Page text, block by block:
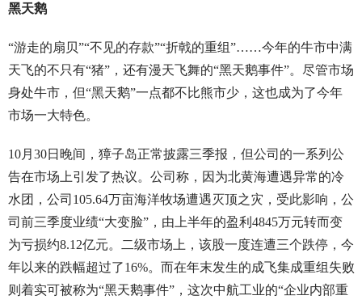
黑天鹅
“游走的扇贝”“不见的存款”“折戟的重组”……今年的牛市中满
天飞的不只有“猪”，还有漫天飞舞的“黑天鹅事件”。尽管市场
身处牛市，但“黑天鹅”一点都不比熊市少，这也成为了今年
市场一大特色。
10月30日晚间，獐子岛正常披露三季报，但公司的一系列公
告在市场上引发了热议。公司称，因为北黄海遭遇异常的冷
水团，公司105.64万亩海洋牧场遭遇灭顶之灾，受此影响，公
司前三季度业绩“大变脸”，由上半年的盈利4845万元转而变
为亏损约8.12亿元。二级市场上，该股一度连遭三个跌停，今
年以来的跌幅超过了16%。而在年末发生的成飞集成重组失败
则着实可被称为“黑天鹅事件”，这次中航工业的“企业内部重